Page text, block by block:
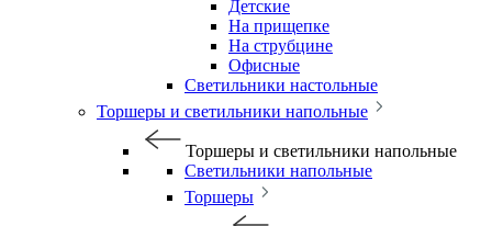
Детские
На прищепке
На струбцине
Офисные
Светильники настольные
Торшеры и светильники напольные
Торшеры и светильники напольные
Светильники напольные
Торшеры